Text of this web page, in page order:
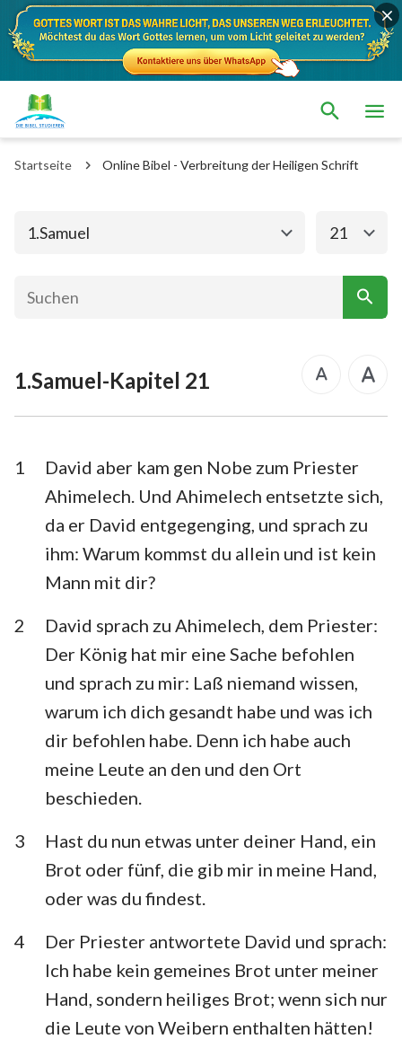
Startseite Online Bibel - Verbreitung der Heiligen Schrift
1.Samuel
Das alte Testament Das neue Testament
1. Mose 2. Mose
5. Mose
1.Samuel
1. Chronik
Esra Nehemia
Esther Hiob
Psalm Sprüche
Hohelied
Jesaja
Klagelieder Hesekiel
Daniel Hosea
Obadja Jona
Micha Nahum
Maleachi
21
1.Samuel-Kapitel 21
1
David aber kam gen Nobe zum Priester
Ahimelech. Und Ahimelech entsetzte sich,
da er David entgegenging, und sprach zu
ihm: Warum kommst du allein und ist kein
Mann mit dir?
2
David sprach zu Ahimelech, dem Priester:
Der König hat mir eine Sache befohlen
und sprach zu mir: Laß niemand wissen,
warum ich dich gesandt habe und was ich
dir befohlen habe. Denn ich habe auch
meine Leute an den und den Ort
beschieden.
3
Hast du nun etwas unter deiner Hand, ein
Brot oder fünf, die gib mir in meine Hand,
oder was du findest.
4
Der Priester antwortete David und sprach:
Ich habe kein gemeines Brot unter meiner
Hand, sondern heiliges Brot; wenn sich nur
die Leute von Weibern enthalten hätten!